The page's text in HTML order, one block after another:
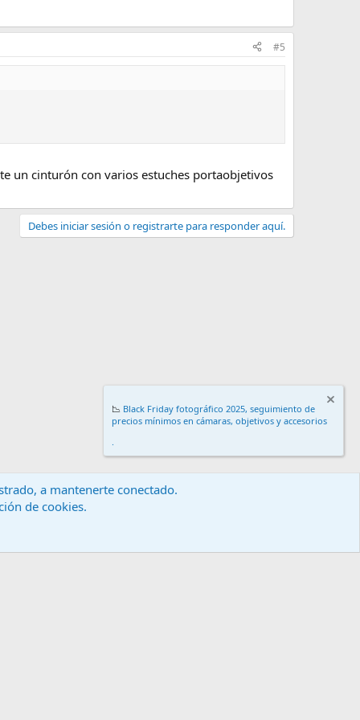
#5
un cinturón con varios estuches portaobjetivos
Debes iniciar sesión o registrarte para responder aquí.
y reglas
📉 Black Friday fotográfico 2025, seguimiento de
precios mínimos en cámaras, objetivos y accesorios
.
a mantenerte conectado.
de cookies.